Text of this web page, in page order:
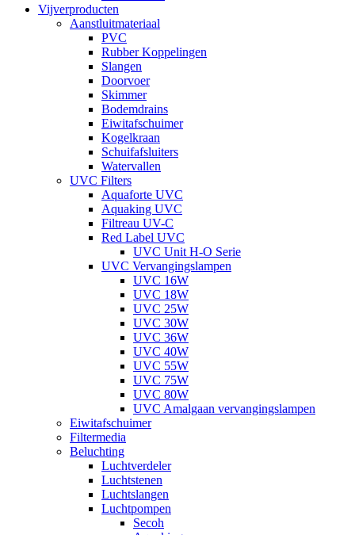
Vijverproducten
Aanstluitmateriaal
PVC
Rubber Koppelingen
Slangen
Doorvoer
Skimmer
Bodemdrains
Eiwitafschuimer
Kogelkraan
Schuifafsluiters
Watervallen
UVC Filters
Aquaforte UVC
Aquaking UVC
Filtreau UV-C
Red Label UVC
UVC Unit H-O Serie
UVC Vervangingslampen
UVC 16W
UVC 18W
UVC 25W
UVC 30W
UVC 36W
UVC 40W
UVC 55W
UVC 75W
UVC 80W
UVC Amalgaan vervangingslampen
Eiwitafschuimer
Filtermedia
Beluchting
Luchtverdeler
Luchtstenen
Luchtslangen
Luchtpompen
Secoh